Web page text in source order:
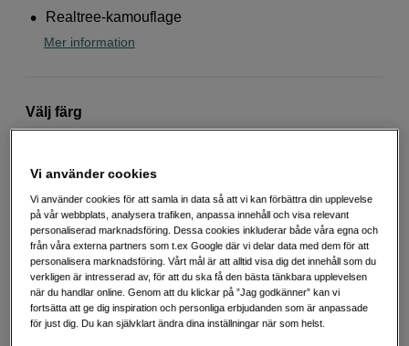
Realtree-kamouflage
Mer information
Välj färg
Realtree Edge Realtree Max 5
Svart
Vi använder cookies
Vi använder cookies för att samla in data så att vi kan förbättra din upplevelse
på vår webbplats, analysera trafiken, anpassa innehåll och visa relevant
personaliserad marknadsföring. Dessa cookies inkluderar både våra egna och
från våra externa partners som t.ex Google där vi delar data med dem för att
personalisera marknadsföring. Vårt mål är att alltid visa dig det innehåll som du
verkligen är intresserad av, för att du ska få den bästa tänkbara upplevelsen
när du handlar online. Genom att du klickar på ”Jag godkänner” kan vi
fortsätta att ge dig inspiration och personliga erbjudanden som är anpassade
för just dig. Du kan självklart ändra dina inställningar när som helst.